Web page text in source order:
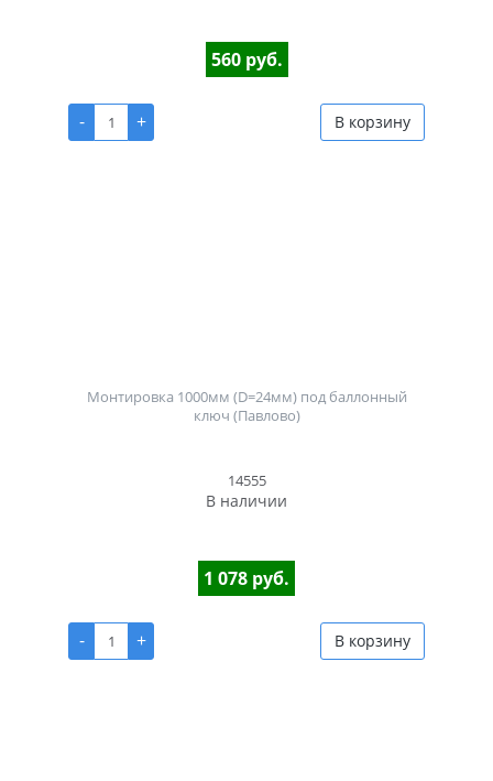
560 руб.
- + В корзину
Монтировка 1000мм (D=24мм) под баллонный
ключ (Павлово)
14555
В наличии
1 078 руб.
- + В корзину